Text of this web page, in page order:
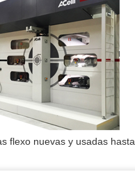
flexo nuevas y usadas